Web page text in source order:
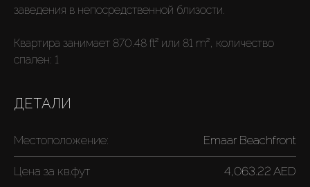
заведения в непосредственной близости.
Квартира занимает 870.48 ft² или 81 m², количество
спален: 1
ДЕТАЛИ
Местоположение: Emaar Beachfront
Цена за кв.фут 4,063.22 AED